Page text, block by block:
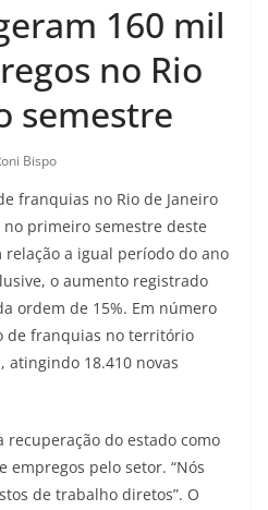
160 mil
no Rio
semestre
Bispo
franquias no Rio de Janeiro
primeiro semestre deste
relação a igual período do ano
o aumento registrado
ordem de 15%. Em número
de franquias no território
atingindo 18.410 novas
do estado como
pelo setor. “Nós
de trabalho diretos”. O